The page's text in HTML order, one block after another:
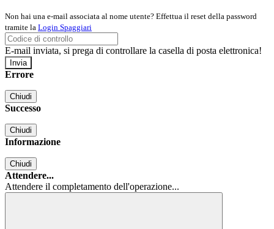
Non hai una e-mail associata al nome utente? Effettua il reset della password
tramite la Login Spaggiari
E-mail inviata, si prega di controllare la casella di posta elettronica!
Errore
Chiudi
Successo
Chiudi
Informazione
Chiudi
Attendere...
Attendere il completamento dell'operazione...